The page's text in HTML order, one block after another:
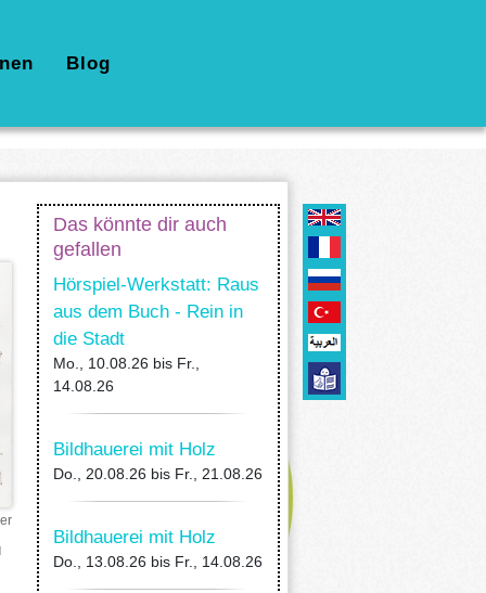
Blog
Das könnte dir auch
gefallen
Hörspiel-Werkstatt: Raus
aus dem Buch - Rein in
die Stadt
Mo., 10.08.26 bis Fr.,
14.08.26
Bildhauerei mit Holz
Do., 20.08.26 bis Fr., 21.08.26
Bildhauerei mit Holz
Do., 13.08.26 bis Fr., 14.08.26